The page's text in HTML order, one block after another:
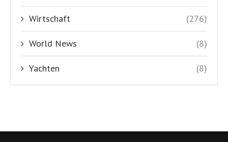
Wirtschaft (276)
World News (8)
Yachten (8)